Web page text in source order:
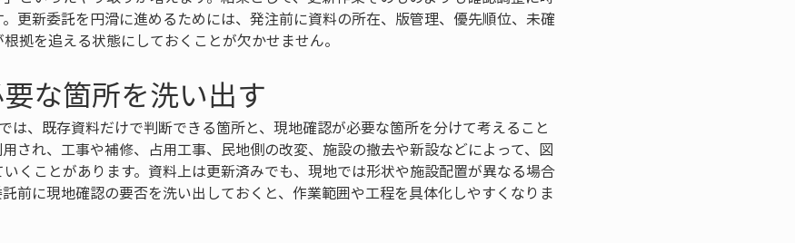
更新委託を円滑に進めるためには、発注前に資料の所在、版管理、優先順位、未確
拠を追える状態にしておくことが欠かせません。
な箇所を洗い出す
は、既存資料だけで判断できる箇所と、現地確認が必要な箇所を分けて考えること
され、工事や補修、占用工事、民地側の改変、施設の撤去や新設などによって、図
くことがあります。資料上は更新済みでも、現地では形状や施設配置が異なる場合
前に現地確認の要否を洗い出しておくと、作業範囲や工程を具体化しやすくなりま